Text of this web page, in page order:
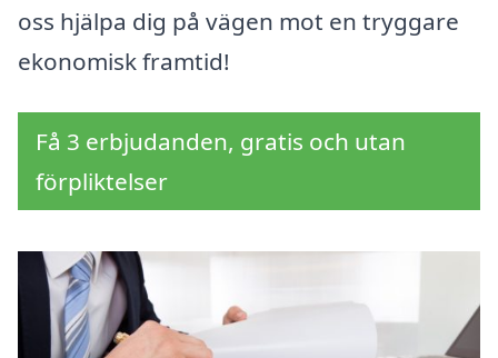
oss hjälpa dig på vägen mot en tryggare
ekonomisk framtid!
Få 3 erbjudanden, gratis och utan
förpliktelser